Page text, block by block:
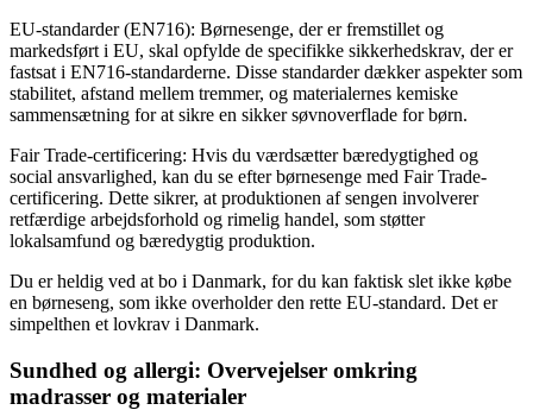
EU-standarder (EN716): Børnesenge, der er fremstillet og
markedsført i EU, skal opfylde de specifikke sikkerhedskrav, der er
fastsat i EN716-standarderne. Disse standarder dækker aspekter som
stabilitet, afstand mellem tremmer, og materialernes kemiske
sammensætning for at sikre en sikker søvnoverflade for børn.
Fair Trade-certificering: Hvis du værdsætter bæredygtighed og
social ansvarlighed, kan du se efter børnesenge med Fair Trade-
certificering. Dette sikrer, at produktionen af sengen involverer
retfærdige arbejdsforhold og rimelig handel, som støtter
lokalsamfund og bæredygtig produktion.
Du er heldig ved at bo i Danmark, for du kan faktisk slet ikke købe
en børneseng, som ikke overholder den rette EU-standard. Det er
simpelthen et lovkrav i Danmark.
Sundhed og allergi: Overvejelser omkring
madrasser og materialer